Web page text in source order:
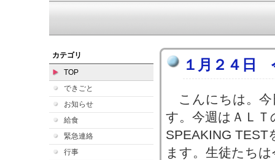
カテゴリ
TOP
できごと
お知らせ
給食
緊急連絡
行事
１月２４日
こんにちは。今
す。今週はＡＬ
SPEAKING
ます。生徒たち